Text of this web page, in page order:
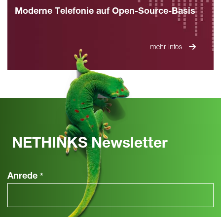
Moderne Telefonie auf Open-Source-Basis
mehr infos
NETHINKS Newsletter
Anrede *